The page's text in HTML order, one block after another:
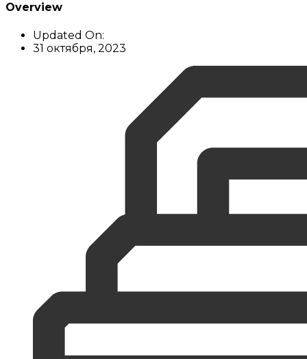
Overview
Updated On:
31 октября, 2023